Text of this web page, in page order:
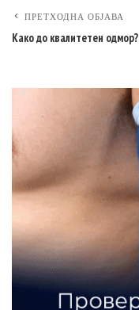
ПРЕТХОДНА ОБЈАВА
Како до квалитетен одмор?